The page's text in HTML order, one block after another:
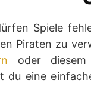
Spiele
Piraten zu
oder diesem
du eine